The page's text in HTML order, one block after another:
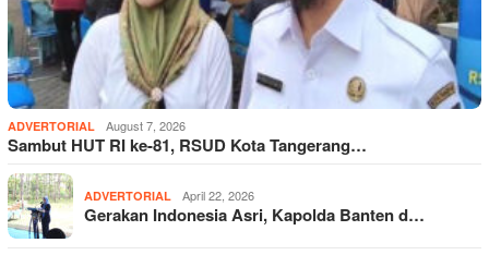
ADVERTORIAL August 7, 2026
Sambut HUT RI ke-81, RSUD Kota Tangerang…
ADVERTORIAL April 22, 2026
Gerakan Indonesia Asri, Kapolda Banten d…